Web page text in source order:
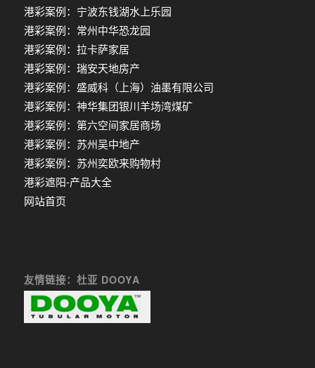
港彩案例：宁波东钱湖水上乐园
港彩案例：常州中华恐龙园
港彩案例：拉卡萨家居
港彩案例：瑞安天地房产
港彩案例：盛威科（上海）油墨有限公司
港彩案例：神华集团银川羊场湾煤矿
港彩案例：第六空间家居商场
港彩案例：苏州吴中地产
港彩案例：苏州奕欧来购物村
港彩遮阳-产品大全
网站首页
友情链接：杜亚 DOOYA